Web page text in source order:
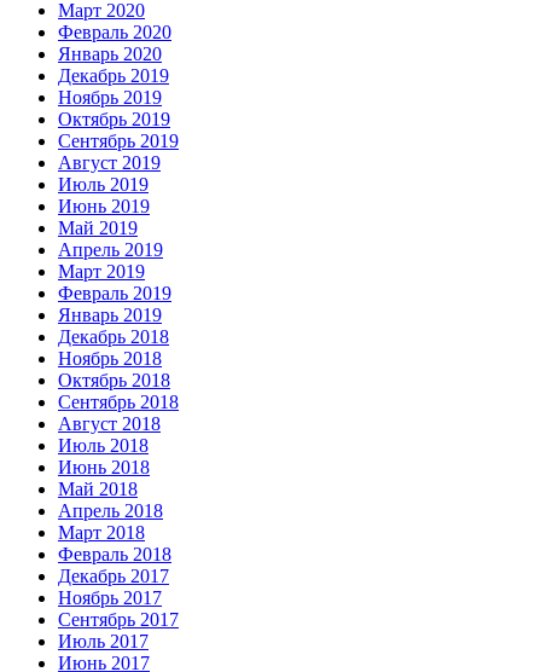
Март 2020
Февраль 2020
Январь 2020
Декабрь 2019
Ноябрь 2019
Октябрь 2019
Сентябрь 2019
Август 2019
Июль 2019
Июнь 2019
Май 2019
Апрель 2019
Март 2019
Февраль 2019
Январь 2019
Декабрь 2018
Ноябрь 2018
Октябрь 2018
Сентябрь 2018
Август 2018
Июль 2018
Июнь 2018
Май 2018
Апрель 2018
Март 2018
Февраль 2018
Декабрь 2017
Ноябрь 2017
Сентябрь 2017
Июль 2017
Июнь 2017